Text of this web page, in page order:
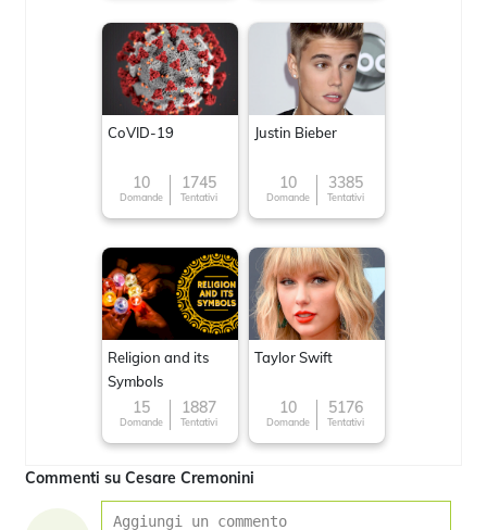
CoVID-19
10
Domande
1745
Tentativi
Justin Bieber
10
Domande
3385
Tentativi
Religion and its
Symbols
15
Domande
1887
Tentativi
Taylor Swift
10
Domande
5176
Tentativi
Commenti su Cesare Cremonini